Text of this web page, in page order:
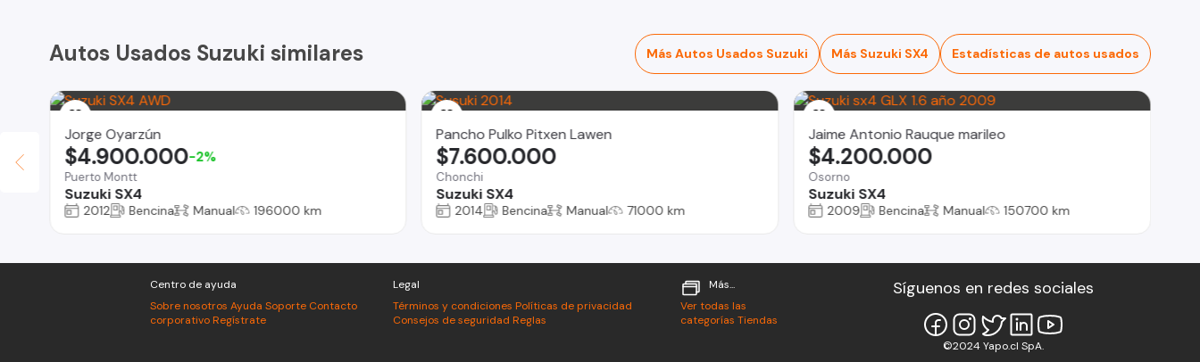
Autos Usados Suzuki similares Más Autos Usados Suzuki Más Suzuki SX4 Estadísticas de autos usados
Jorge Oyarzún
Puerto Montt
Suzuki SX4
$4.900.000-2%
2012 Bencina Manual 196000 km
Pancho Pulko Pitxen Lawen
Chonchi
Suzuki SX4
$7.600.000
2014 Bencina Manual 71000 km
Jaime Antonio Rauque marileo
Osorno
Suzuki SX4
$4.200.000
2009 Bencina Manual 150700 km
Centro de ayuda
Sobre nosotros Ayuda Soporte Contacto
corporativo Regístrate
Legal
Términos y condiciones Políticas de privacidad
Consejos de seguridad Reglas
Más...
Ver todas las
categorías Tiendas
Síguenos en redes sociales
©2024 Yapo.cl SpA.